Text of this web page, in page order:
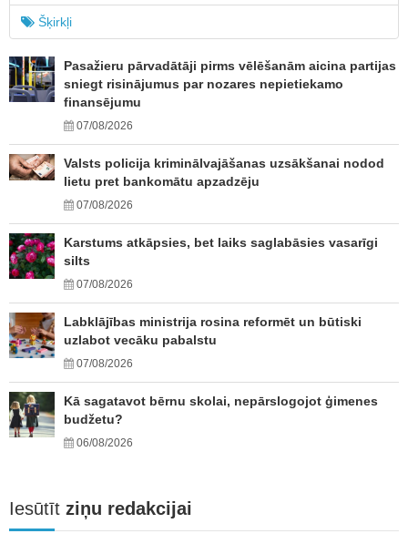
Šķirkļi
Pasažieru pārvadātāji pirms vēlēšanām aicina partijas
sniegt risinājumus par nozares nepietiekamo
finansējumu
07/08/2026
Valsts policija kriminālvajāšanas uzsākšanai nodod
lietu pret bankomātu apzadzēju
07/08/2026
Karstums atkāpsies, bet laiks saglabāsies vasarīgi
silts
07/08/2026
Labklājības ministrija rosina reformēt un būtiski
uzlabot vecāku pabalstu
07/08/2026
Kā sagatavot bērnu skolai, nepārslogojot ģimenes
budžetu?
06/08/2026
Iesūtīt ziņu redakcijai